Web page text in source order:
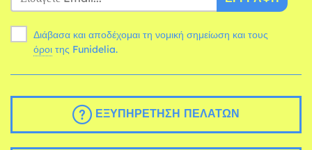
Διάβασα και αποδέχομαι τη νομική σημείωση και τους
όροι της Funidelia.
ΕΞΥΠΗΡΈΤΗΣΗ ΠΕΛΑΤΏΝ